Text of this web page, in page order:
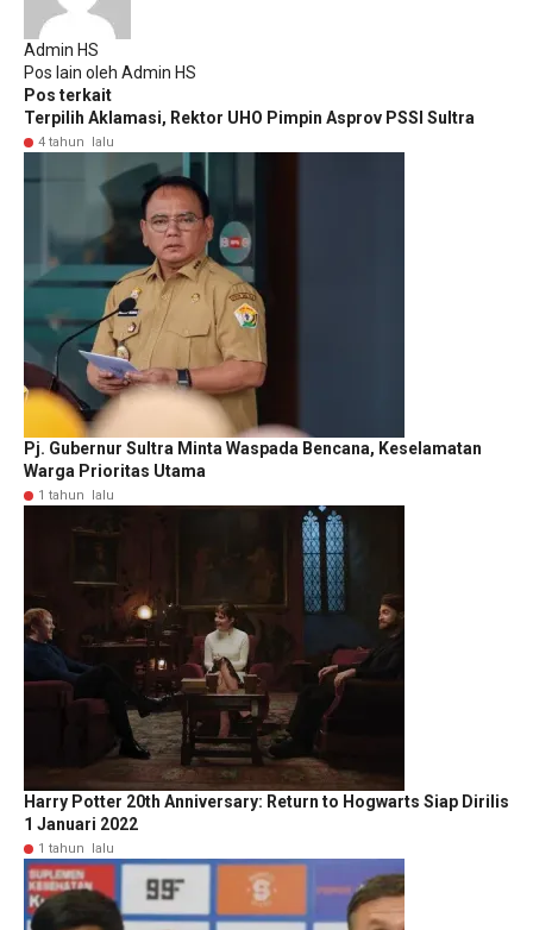
Admin HS
Pos lain oleh Admin HS
Pos terkait
Terpilih Aklamasi, Rektor UHO Pimpin Asprov PSSI Sultra
4 tahun lalu
Pj. Gubernur Sultra Minta Waspada Bencana, Keselamatan
Warga Prioritas Utama
1 tahun lalu
Harry Potter 20th Anniversary: Return to Hogwarts Siap Dirilis
1 Januari 2022
1 tahun lalu